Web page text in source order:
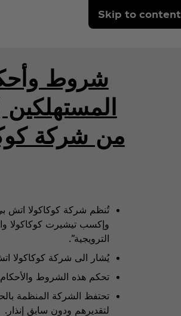
Skip to content
شروط
من شركة
تُنظم شركة كوكاكولا
الترويجية".
يُشار الى شركة
تحكم هذه الشروط والأحكام
تحتفظ الشركة المنظمة
لتقديرهم ودون سابق إنذار.